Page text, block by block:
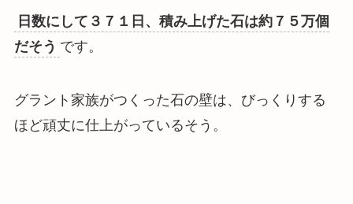
日数にして３７１日、積み上げた石は約７５万個
だそう です。
グラント家族がつくった石の壁は、びっくりする
ほど頑丈に仕上がっているそう。